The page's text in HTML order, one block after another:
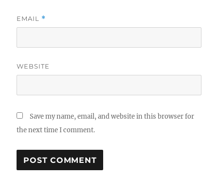
EMAIL *
WEBSITE
Save my name, email, and website in this browser for
the next time I comment.